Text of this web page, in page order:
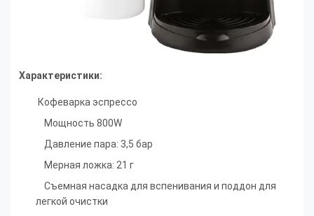
Характеристики:
Кофеварка эспрессо
Мощность 800W
Давление пара: 3,5 бар
Мерная ложка: 21 г
Съемная насадка для вспенивания и поддон для
легкой очистки